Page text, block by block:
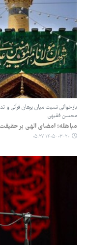
‏بازخوانی نسبت میان برهان قرآنی
محسن فقیهی
مباهله؛ امضای الهی بر
۱۴۰۵-۰۳-۲۰ ۰۵:۲۷